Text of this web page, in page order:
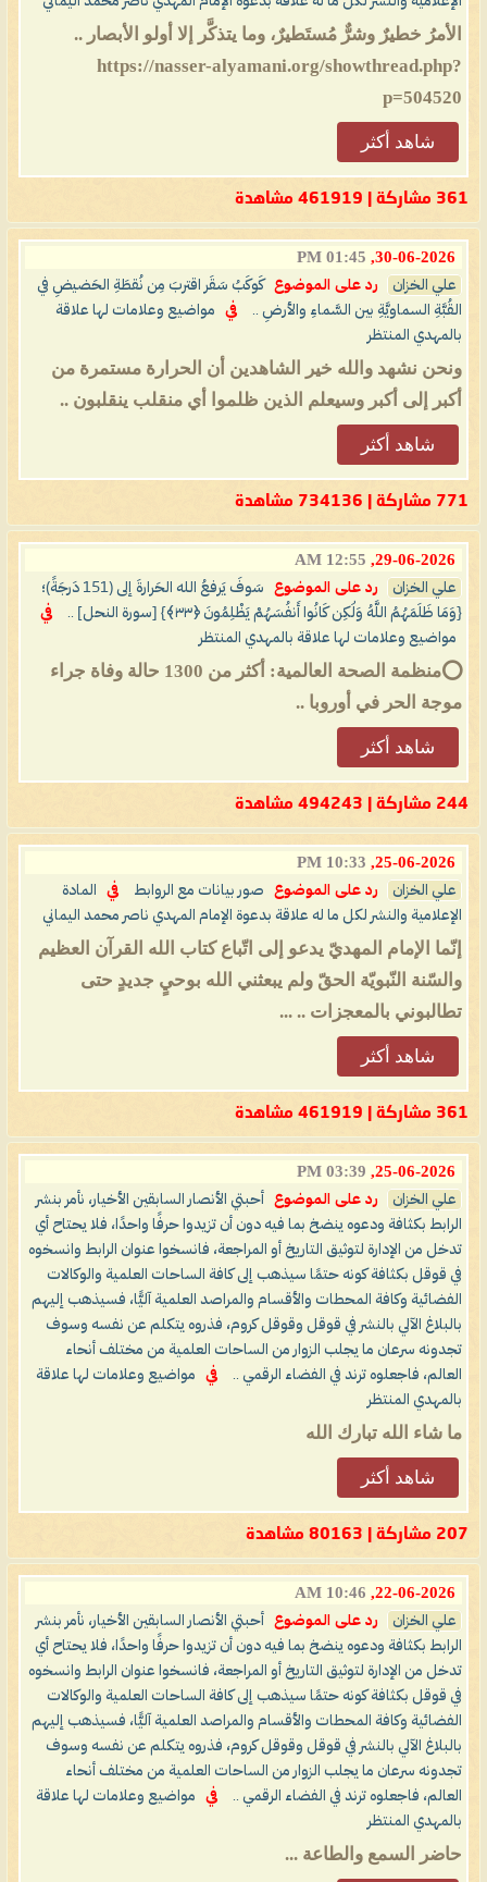
الأمرُ خطيرٌ وشرٌّ مُستَطيرٌ، وما يتذكَّر إلا أولو الأبصار ..
https://nasser-alyamani.org/showthread.php?
p=504520
شاهد أكثر
361 مشاركة | 461919 مشاهدة
30-06-2026,
01:45 PM
علي الخزان رد على الموضوع
كَوكَبُ سَقَر اقتربَ مِن نُقطَةِ الحَضيضِ في
القُبَّةِ السماويَّةِ بين السَّماءِ والأرضِ ..
في
مواضيع وعلامات لها علاقة
بالمهدي المنتظر
ونحن نشهد والله خير الشاهدين أن الحرارة مستمرة من
أكبر إلى أكبر وسيعلم الذين ظلموا أي منقلب ينقلبون ..
شاهد أكثر
771 مشاركة | 734136 مشاهدة
29-06-2026,
12:55 AM
علي الخزان رد على الموضوع
سَوفَ يَرفعُ الله الحَرارةَ إلى (151 دَرجَةً)؛
{وَمَا ظَلَمَهُمُ اللَّهُ وَلَٰكِن كَانُوا أَنفُسَهُمْ يَظْلِمُونَ ‎﴿٣٣﴾} [سورة النحل] ..
في
مواضيع وعلامات لها علاقة بالمهدي المنتظر
⭕️منظمة الصحة العالمية: أكثر من 1300 حالة وفاة جراء
موجة الحر في أوروبا ..
شاهد أكثر
244 مشاركة | 494243 مشاهدة
25-06-2026,
10:33 PM
علي الخزان رد على الموضوع صور بيانات مع الروابط في
المادة
الإعلامية والنشر لكل ما له علاقة بدعوة الإمام المهدي ناصر محمد اليماني
إنّما الإمام المهديّ يدعو إلى اتّباع كتاب الله القرآن العظيم
والسّنة النّبويّة الحقّ ولم يبعثني الله بوحيٍ جديدٍ حتى
تطالبوني بالمعجزات .. ...
شاهد أكثر
361 مشاركة | 461919 مشاهدة
25-06-2026,
03:39 PM
علي الخزان رد على الموضوع
أحبتي الأنصار السابقين الأخيار، نأمر بنشر
الرابط بكثافة ودعوه ينضخ بما فيه دون أن تزيدوا حرفًا واحدًا، فلا يحتاح أي
تدخل من الإدارة لتوثيق التاريخ أو المراجعة، فانسخوا عنوان الرابط وانسخوه
في قوقل بكثافة كونه حتمًا سيذهب إلى كافة الساحات العلمية والوكالات
الفضائية وكافة المحطات والأقسام والمراصد العلمية آليًّا، فسيذهب إليهم
بالبلاغ الآلي بالنشر في قوقل وقوقل كروم، فذروه يتكلم عن نفسه وسوف
تجدونه سرعان ما يجلب الزوار من الساحات العلمية من مختلف أنحاء
العالم، فاجعلوه ترند في الفضاء الرقمي ..
في
مواضيع وعلامات لها علاقة
بالمهدي المنتظر
ما شاء الله تبارك الله
شاهد أكثر
207 مشاركة | 80163 مشاهدة
22-06-2026,
10:46 AM
علي الخزان رد على الموضوع
أحبتي الأنصار السابقين الأخيار، نأمر بنشر
الرابط بكثافة ودعوه ينضخ بما فيه دون أن تزيدوا حرفًا واحدًا، فلا يحتاح أي
تدخل من الإدارة لتوثيق التاريخ أو المراجعة، فانسخوا عنوان الرابط وانسخوه
في قوقل بكثافة كونه حتمًا سيذهب إلى كافة الساحات العلمية والوكالات
الفضائية وكافة المحطات والأقسام والمراصد العلمية آليًّا، فسيذهب إليهم
بالبلاغ الآلي بالنشر في قوقل وقوقل كروم، فذروه يتكلم عن نفسه وسوف
تجدونه سرعان ما يجلب الزوار من الساحات العلمية من مختلف أنحاء
العالم، فاجعلوه ترند في الفضاء الرقمي ..
في
مواضيع وعلامات لها علاقة
بالمهدي المنتظر
حاضر السمع والطاعة ...